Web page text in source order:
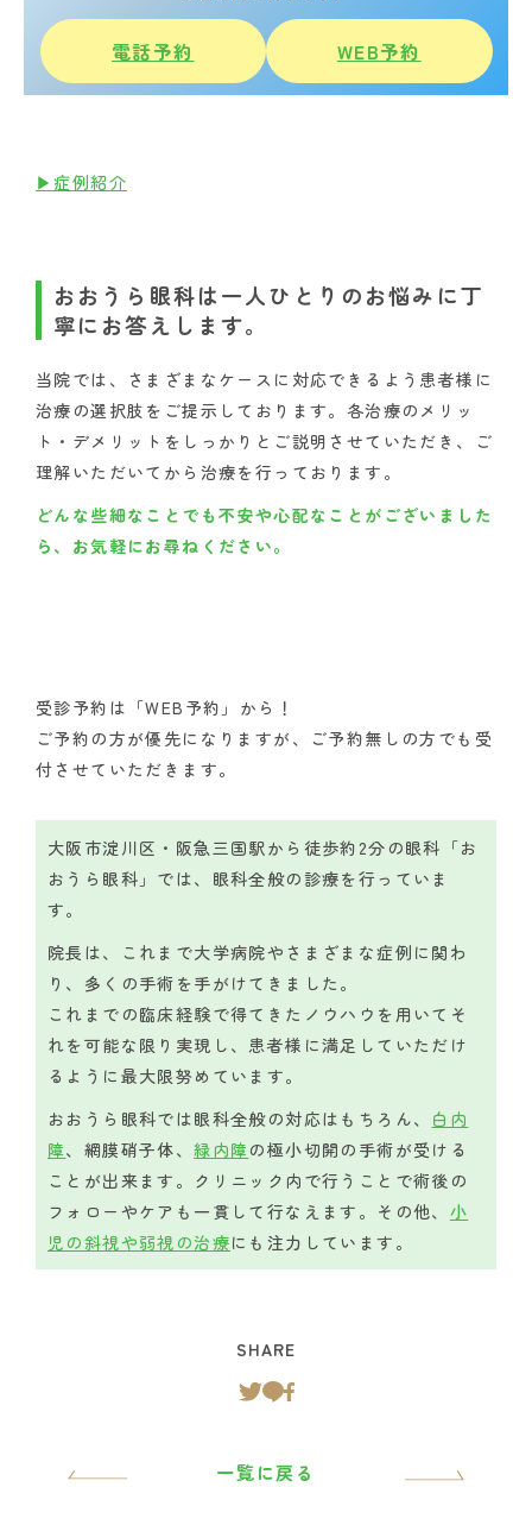
電話予約 WEB予約
▶症例紹介
おおうら眼科は一人ひとりのお悩みに丁
寧にお答えします。
当院では、さまざまなケースに対応できるよう患者様に
治療の選択肢をご提示しております。各治療のメリッ
ト・デメリットをしっかりとご説明させていただき、ご
理解いただいてから治療を行っております。
どんな些細なことでも不安や心配なことがございました
ら、お気軽にお尋ねください。
受診予約は「WEB予約」から！
ご予約の方が優先になりますが、ご予約無しの方でも受
付させていただきます。
大阪市淀川区・阪急三国駅から徒歩約2分の眼科「お
おうら眼科」では、眼科全般の診療を行っていま
す。
院長は、これまで大学病院やさまざまな症例に関わ
り、多くの手術を手がけてきました。
これまでの臨床経験で得てきたノウハウを用いてそ
れを可能な限り実現し、患者様に満足していただけ
るように最大限努めています。
おおうら眼科では眼科全般の対応はもちろん、 白内
障、網膜硝子体、緑内障 の極小切開の手術が受ける
ことが出来ます。クリニック内で行うことで術後の
フォローやケアも一貫して行なえます。その他、 小
児の斜視や弱視の治療にも注力しています。
SHARE
一覧に戻る